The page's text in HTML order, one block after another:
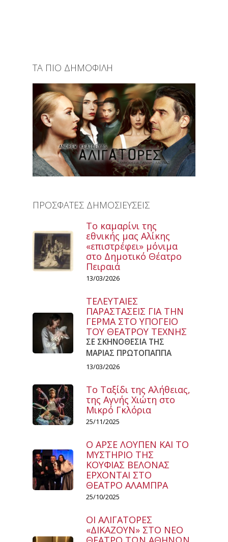
ΤΑ ΠΙΟ ΔΗΜΟΦΙΛΗ
ΠΡΟΣΦΑΤΕΣ ΔΗΜΟΣΙΕΥΣΕΙΣ
Το καμαρίνι της
εθνικής μας Αλίκης
«επιστρέφει» μόνιμα
στο Δημοτικό Θέατρο
Πειραιά
13/03/2026
ΤΕΛΕΥΤΑΙΕΣ
ΠΑΡΑΣΤΑΣΕΙΣ ΓΙΑ ΤΗΝ
ΓΕΡΜΑ ΣΤΟ ΥΠΟΓΕΙΟ
ΤΟΥ ΘΕΑΤΡΟΥ ΤΕΧΝΗΣ
ΣΕ ΣΚΗΝΟΘΕΣΙΑ ΤΗΣ
ΜΑΡΙΑΣ ΠΡΩΤΟΠΑΠΠΑ
13/03/2026
Το Ταξίδι της Αλήθειας,
της Αγνής Χιώτη στο
Μικρό Γκλόρια
25/11/2025
Ο ΑΡΣΕ ΛΟΥΠΕΝ ΚΑΙ ΤΟ
ΜΥΣΤΗΡΙΟ ΤΗΣ
ΚΟΥΦΙΑΣ ΒΕΛΟΝΑΣ
ΕΡΧΟΝΤΑΙ ΣΤΟ
ΘΕΑΤΡΟ ΑΛΑΜΠΡΑ
25/10/2025
ΟΙ ΑΛΙΓΑΤΟΡΕΣ
«ΔΙΚΑΖΟΥΝ» ΣΤΟ ΝΕΟ